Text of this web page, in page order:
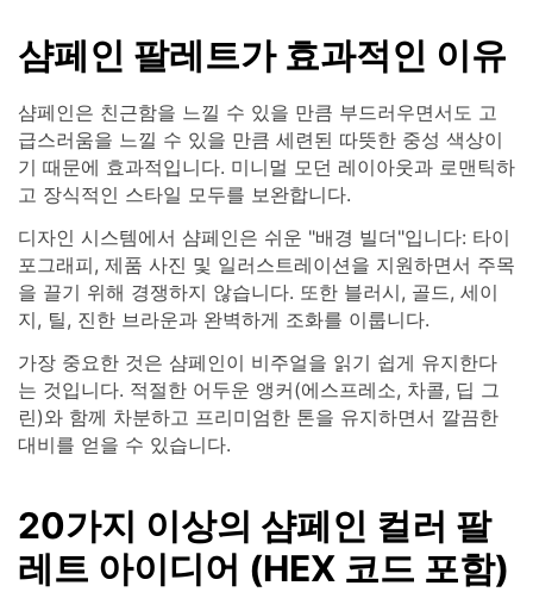
샴페인 팔레트가 효과적인 이유
샴페인은 친근함을 느낄 수 있을 만큼 부드러우면서도 고
급스러움을 느낄 수 있을 만큼 세련된 따뜻한 중성 색상이
기 때문에 효과적입니다. 미니멀 모던 레이아웃과 로맨틱하
고 장식적인 스타일 모두를 보완합니다.
디자인 시스템에서 샴페인은 쉬운 "배경 빌더"입니다: 타이
포그래피, 제품 사진 및 일러스트레이션을 지원하면서 주목
을 끌기 위해 경쟁하지 않습니다. 또한 블러시, 골드, 세이
지, 틸, 진한 브라운과 완벽하게 조화를 이룹니다.
가장 중요한 것은 샴페인이 비주얼을 읽기 쉽게 유지한다
는 것입니다. 적절한 어두운 앵커(에스프레소, 차콜, 딥 그
린)와 함께 차분하고 프리미엄한 톤을 유지하면서 깔끔한
대비를 얻을 수 있습니다.
20가지 이상의 샴페인 컬러 팔
레트 아이디어 (HEX 코드 포함)